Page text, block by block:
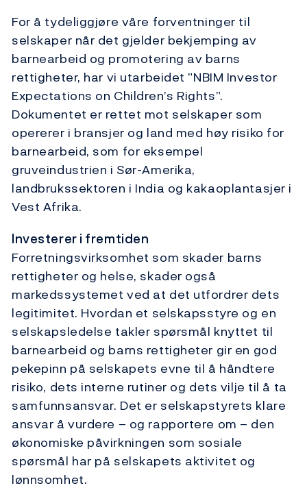
For å tydeliggjøre våre forventninger til
selskaper når det gjelder bekjemping av
barnearbeid og promotering av barns
rettigheter, har vi utarbeidet ”NBIM Investor
Expectations on Children’s Rights”.
Dokumentet er rettet mot selskaper som
opererer i bransjer og land med høy risiko for
barnearbeid, som for eksempel
gruveindustrien i Sør-Amerika,
landbrukssektoren i India og kakaoplantasjer i
Vest Afrika.
Investerer i fremtiden
Forretningsvirksomhet som skader barns
rettigheter og helse, skader også
markedssystemet ved at det utfordrer dets
legitimitet. Hvordan et selskapsstyre og en
selskapsledelse takler spørsmål knyttet til
barnearbeid og barns rettigheter gir en god
pekepinn på selskapets evne til å håndtere
risiko, dets interne rutiner og dets vilje til å ta
samfunnsansvar. Det er selskapstyrets klare
ansvar å vurdere – og rapportere om – den
økonomiske påvirkningen som sosiale
spørsmål har på selskapets aktivitet og
lønnsomhet.